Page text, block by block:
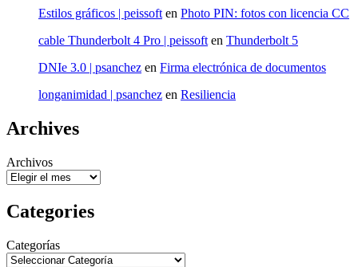
Estilos gráficos | peissoften Photo PIN: fotos con licencia CC
cable Thunderbolt 4 Pro | peissoften Thunderbolt 5
DNIe 3.0 | psanchez en Firma electrónica de documentos
longanimidad | psanchez en Resiliencia
Archives
Archivos
Categories
Categorías